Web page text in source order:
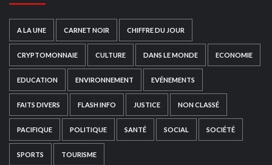
A LA UNE CARNET NOIR CHIFFRE DU JOUR
CRYPTOMONNAIE CULTURE DANS LE MONDE ECONOMIE
EDUCATION ENVIRONNEMENT EVÉNEMENTS
FAITS DIVERS FLASH INFO JUSTICE NON CLASSÉ
PACIFIQUE POLITIQUE SANTÉ SOCIAL SOCIÉTÉ
SPORTS TOURISME